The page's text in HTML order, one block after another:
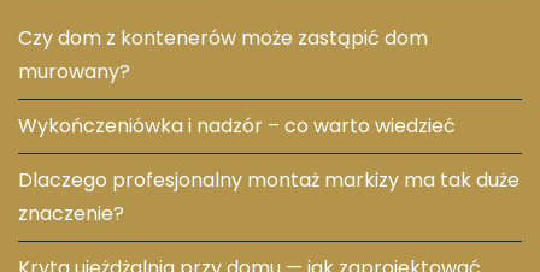
Czy dom z kontenerów może zastąpić dom
murowany?
Wykończeniówka i nadzór – co warto wiedzieć
Dlaczego profesjonalny montaż markizy ma tak duże
znaczenie?